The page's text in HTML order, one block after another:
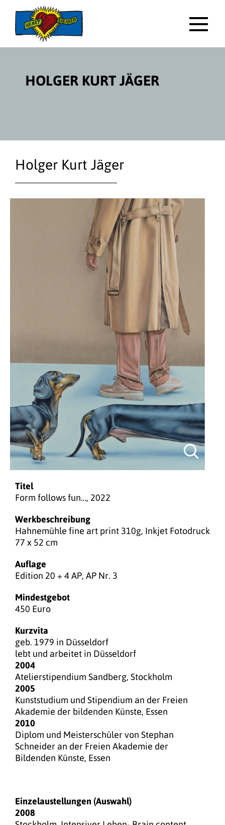
Direktlink
zum
Inhalt
HOLGER KURT JÄGER
Holger Kurt Jäger
Titel
Form follows fun…, 2022
Werkbeschreibung
Hahnemühle fine art print 310g, Inkjet Fotodruck
77 x 52 cm
Auflage
Edition 20 + 4 AP, AP Nr. 3
Mindestgebot
450 Euro
Kurzvita
geb. 1979 in Düsseldorf
lebt und arbeitet in Düsseldorf
2004
Atelierstipendium Sandberg, Stockholm
2005
Kunststudium und Stipendium an der Freien
Akademie der bildenden Künste, Essen
2010
Diplom und Meisterschüler von Stephan
Schneider an der Freien Akademie der
Bildenden Künste, Essen
Einzelaustellungen (Auswahl)
2008